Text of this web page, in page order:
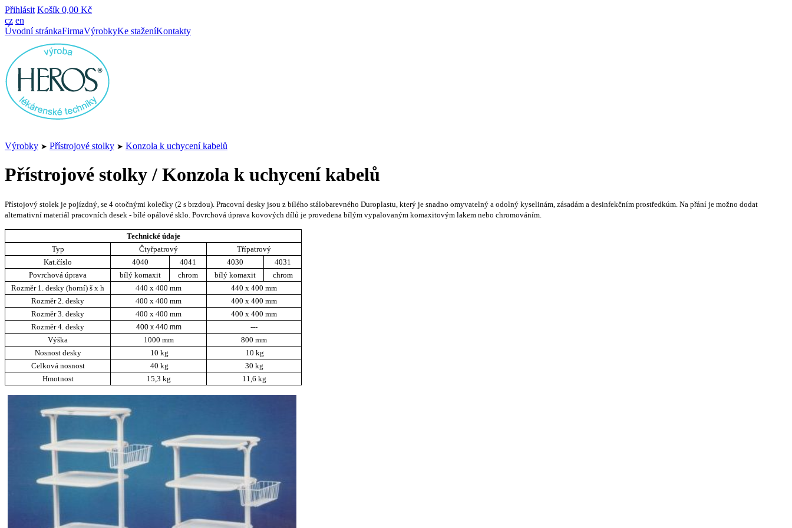
Přihlásit Košík 0,00 Kč
cz en
Úvodní stránkaFirmaVýrobkyKe staženíKontakty
Výrobky ➤ Přístrojové stolky ➤ Konzola k uchycení kabelů
Přístrojové stolky / Konzola k uchycení kabelů
Přístojový stolek je pojízdný, se 4 otočnými kolečky (2 s brzdou). Pracovní desky jsou z bílého stálobarevného Duroplastu, který je snadno omyvatelný a odolný kyselinám, zásadám a desinfekčním prostředkúm. Na přání je možno dodat
alternativní materiál pracovních desek - bílé opálové sklo. Povrchová úprava kovových dílů je provedena bílým vypalovaným komaxitovým lakem nebo chromováním.
Technické údaje
Typ
Čtyřpatrový
Třípatrový
Kat.číslo
4040 4041 4030
4031
Povrchová úprava
bílý komaxit chrom bílý komaxit
chrom
Rozměr 1. desky (horní) š x h 440 x 400 mm
440 x 400 mm
Rozměr 2. desky
400 x 400 mm
400 x 400 mm
Rozměr 3. desky
400 x 400 mm
400 x 400 mm
Rozměr 4. desky
400 x 440 mm
---
Výška
1000 mm
800 mm
Nosnost desky
10 kg
10 kg
Celková nosnost
40 kg
30 kg
Hmotnost
15,3 kg 11,6 kg